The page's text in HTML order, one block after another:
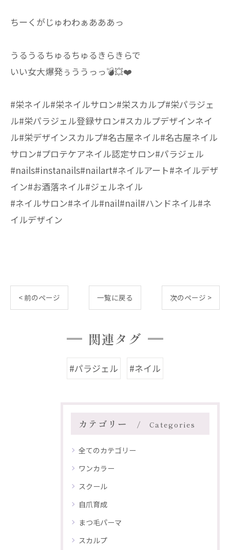
ちーくがじゅわわぁあああっ
うるうるちゅるちゅるきらきらで
いい女大爆発ぅううっっ💣💥❤️
#栄ネイル#栄ネイルサロン#栄スカルプ#栄パラジェ
ル#栄パラジェル登録サロン#スカルプデザインネイ
ル#栄デザインスカルプ#名古屋ネイル#名古屋ネイル
サロン#プロテケアネイル認定サロン#パラジェル
#nails#instanails#nailart#ネイルアート#ネイルデザ
イン#お酒落ネイル#ジェルネイル
#ネイルサロン#ネイル#nail#nail#ハンドネイル#ネ
イルデザイン
< 前のページ 一覧に戻る 次のページ >
関連タグ
#パラジェル #ネイル
カテゴリー Categories
全てのカテゴリー
ワンカラー
スクール
自爪育成
まつ毛パーマ
スカルプ